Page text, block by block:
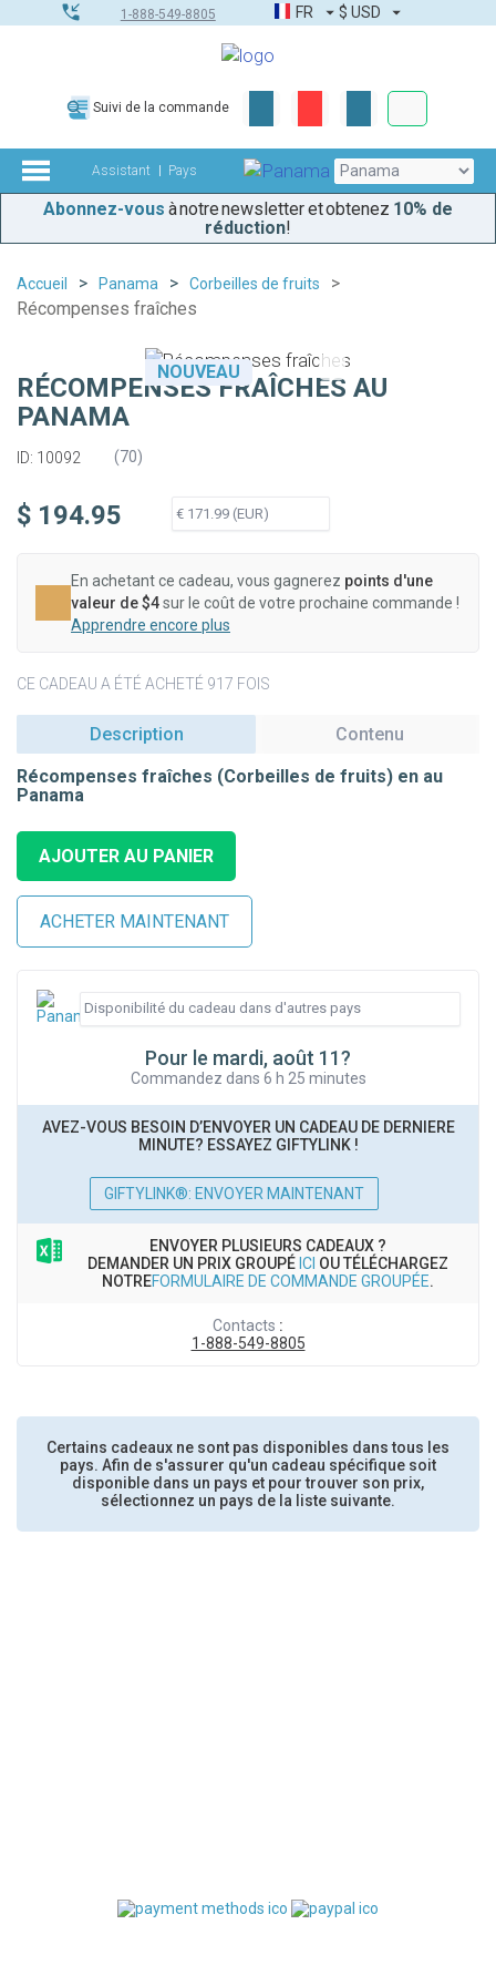
1-888-549-8805 FR $ USD
Suivi de la commande
Assistant Pays
Abonnez-vous à notre newsletter et obtenez 10% de
réduction!
Accueil Panama Corbeilles de fruits
Récompenses fraîches
NOUVEAU
RÉCOMPENSES FRAÎCHES AU
PANAMA
ID: 10092 (70)
$ 194.95
En achetant ce cadeau, vous gagnerez points d'une
valeur de $4sur le coût de votre prochaine commande !
Apprendre encore plus
CE CADEAU A ÉTÉ ACHETÉ 917 FOIS
Description
Contenu
Récompenses fraîches (Corbeilles de fruits) en au
Panama
Pour le mardi, août 11?
Commandez dans 6 h 25 minutes
AVEZ-VOUS BESOIN D’ENVOYER UN CADEAU DE DERNIERE
MINUTE? ESSAYEZ GIFTYLINK !
GIFTYLINK®: ENVOYER MAINTENANT
ENVOYER PLUSIEURS CADEAUX ?
DEMANDER UN PRIX GROUPÉ ICI OU TÉLÉCHARGEZ
NOTREFORMULAIRE DE COMMANDE GROUPÉE.
Contacts :
1-888-549-8805
Certains cadeaux ne sont pas disponibles dans tous les
pays. Afin de s'assurer qu'un cadeau spécifique soit
disponible dans un pays et pour trouver son prix,
sélectionnez un pays de la liste suivante.